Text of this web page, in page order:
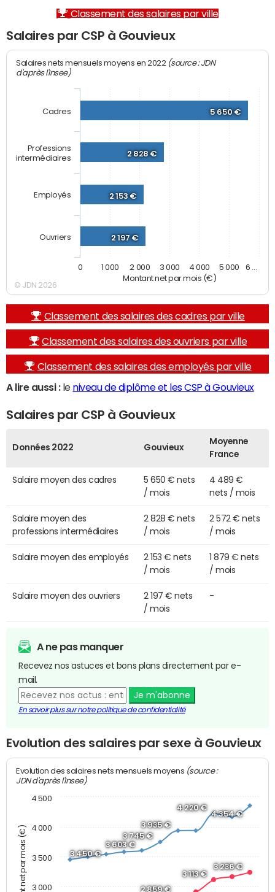
Classement des salaires par ville
Salaires par CSP à Gouvieux
Montant net par mois (€)
Salaires nets mensuels moyens en 2022 (source : JDN
d'après l'Insee)
5 650 €
2 828 €
2 153 €
2 197 €
Cadres
Professions
intermédiaires
Employés
Ouvriers
0 1 000 2 000 3 000 4 000 5 000 6 …
© JDN 2026
Classement des salaires des cadres par ville
Classement des salaires des ouvriers par ville
Classement des salaires des employés par ville
A lire aussi :le niveau de diplôme et les CSP à Gouvieux
Salaires par CSP à Gouvieux
Données 2022 Gouvieux
Moyenne
France
Salaire moyen des cadres
5 650 € nets
/ mois
4 489 €
nets / mois
Salaire moyen des
professions intermédiaires
2 828 € nets
/ mois
2 572 € nets
/ mois
Salaire moyen des employés
2 153 € nets
/ mois
1 879 € nets
/ mois
Salaire moyen des ouvriers
2 197 € nets
/ mois
-
A ne pas manquer
Recevez nos astuces et bons plans directement par e-
mail.
Je m'abonne
En savoir plus sur notre politique de confidentialité
Evolution des salaires par sexe à Gouvieux
Montant net par mois (€)
Evolution des salaires nets mensuels moyens (source :
JDN d'après l'Insee)
2 859 €
3 113 €
3 236 €
3 450 €
3 603 €
3 745 €
3 935 €
4 220 €
4 354 €
3 000
3 500
4 000
4 500